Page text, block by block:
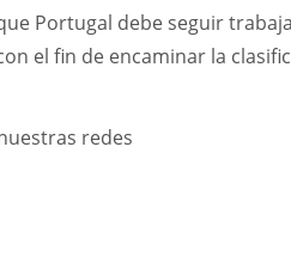
Portugal debe seguir
el fin de encaminar la
redes